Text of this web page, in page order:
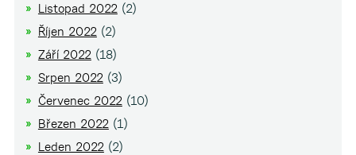
Listopad 2022(2)
Říjen 2022(2)
Září 2022(18)
Srpen 2022(3)
Červenec 2022(10)
Březen 2022(1)
Leden 2022(2)